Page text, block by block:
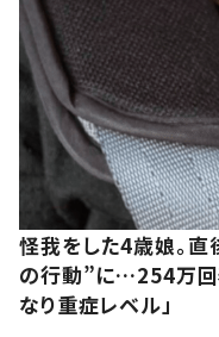
怪我をした4歳娘。
の行動”に…254万回
なり重症レベル」